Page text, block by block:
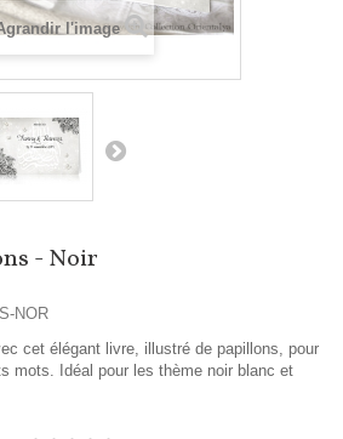
l'image
- Noir
NOR
cet élégant livre, illustré de papillons, pour
mots. Idéal pour les thème noir blanc et